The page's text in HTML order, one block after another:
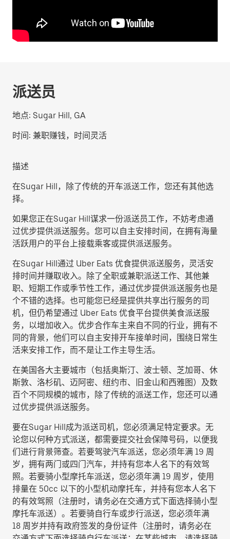
派送员
地点: Sugar Hill, GA
时间: 兼职赚钱，时间灵活
描述
在Sugar Hill，除了传统的开车派送工作，您还有其他选
择。
如果您正在Sugar Hill谋求一份派送员工作，不妨考虑通
过优步提供派送服务。您可以自主安排时间，在拥有海量
活跃用户的平台上接载乘客或提供派送服务。
在Sugar Hill通过 Uber Eats 优食提供派送服务，灵活安
排时间并赚取收入。除了全职或兼职派送工作、其他兼
职、短期工作或季节性工作，通过优步提供派送服务也是
个不错的选择。也可能您已经是提供共享出行服务的司
机，但仍希望通过 Uber Eats 优食平台提供美食派送服
务，以增加收入。优步合作车主来自不同的行业，拥有不
同的背景，他们可以自主安排开车接单时间，围绕日常生
活来安排工作，而不是让工作主导生活。
在美国各大主要城市（包括奥斯汀、波士顿、芝加哥、休
斯敦、洛杉矶、迈阿密、纽约市、旧金山和西雅图）及数
百个不同规模的城市，除了传统的派送工作，您还可以通
过优步提供派送服务。
要在Sugar Hill成为派送司机，您必须满足特定要求。无
论您以何种方式派送，都需要提交社会保障号码，以便我
们进行背景筛查。若要驾驶汽车派送，您必须年满 19 周
岁，拥有两门或四门汽车，并持有您本人名下的有效驾
照。若要骑小型摩托车派送，您必须年满 19 周岁，使用
排量在 50cc 以下的小型机动摩托车，并持有您本人名下
的有效驾照（注册时，请务必在交通方式下面选择骑小型
摩托车派送）。若要骑自行车或步行派送，您必须年满
18 周岁并持有政府签发的身份证件（注册时，请务必在